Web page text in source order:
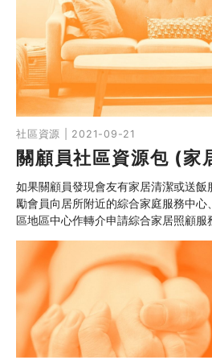
媒體報導
社區資源 | 2021-09-21
關顧員社區資源包 (家
如果關顧員發現會友有家居清潔或送
勵會員向居所附近的綜合家庭服務中
區地區中心作轉介申請綜合家居照顧服